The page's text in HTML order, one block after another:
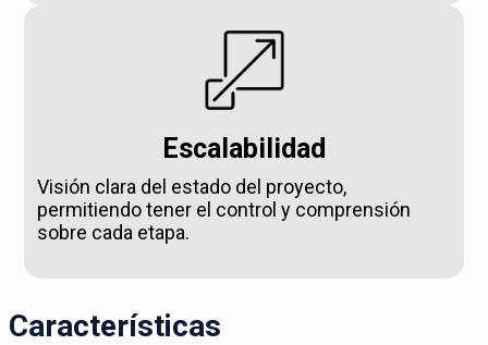
Escalabilidad
Visión clara del estado del proyecto,
permitiendo tener el control y comprensión
sobre cada etapa.
Características